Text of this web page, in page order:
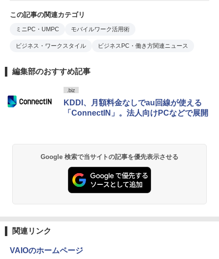
この記事の関連カテゴリ
ミニPC・UMPC モバイルワーク活用術
ビジネス・ワークスタイル ビジネスPC・働き方関連ニュース
編集部のおすすめ記事
.biz
KDDI、月額料金なしでau回線が使える
「ConnectIN」。法人向けPCなどで展開
Google 検索で当サイトの記事を優先表示させる
関連リンク
VAIOのホームページ